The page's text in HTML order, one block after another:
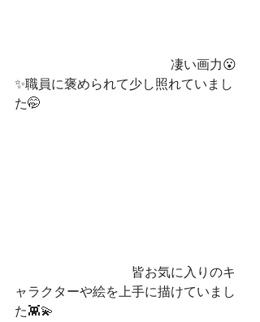
凄い画力😮
✨職員に褒められて少し照れていまし
た🤭
皆お気に入りのキ
ャラクターや絵を上手に描けていまし
た👾💫